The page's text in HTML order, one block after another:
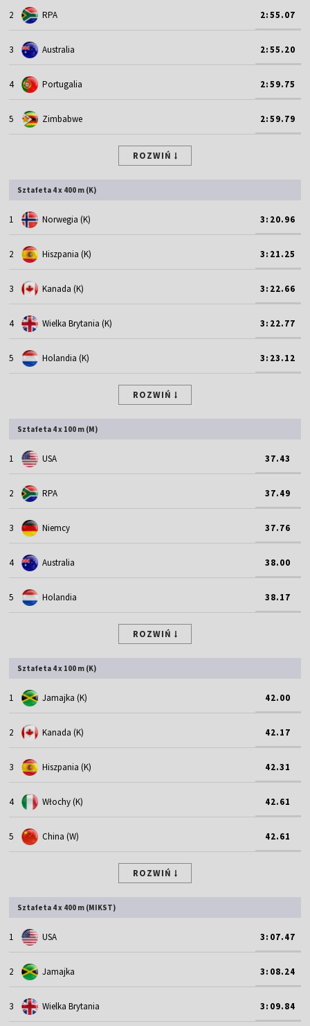
2 RPA 2:55.07
3 Australia 2:55.20
4 Portugalia 2:59.75
5 Zimbabwe 2:59.79
ROZWIŃ
Sztafeta 4 x 400 m (K)
1 Norwegia (K) 3:20.96
2 Hiszpania (K) 3:21.25
3 Kanada (K) 3:22.66
4 Wielka Brytania (K) 3:22.77
5 Holandia (K) 3:23.12
ROZWIŃ
Sztafeta 4 x 100 m (M)
1 USA 37.43
2 RPA 37.49
3 Niemcy 37.76
4 Australia 38.00
5 Holandia 38.17
ROZWIŃ
Sztafeta 4 x 100 m (K)
1 Jamajka (K) 42.00
2 Kanada (K) 42.17
3 Hiszpania (K) 42.31
4 Włochy (K) 42.61
5 China (W) 42.61
ROZWIŃ
Sztafeta 4 x 400 m (MIKST)
1 USA 3:07.47
2 Jamajka 3:08.24
3 Wielka Brytania 3:09.84